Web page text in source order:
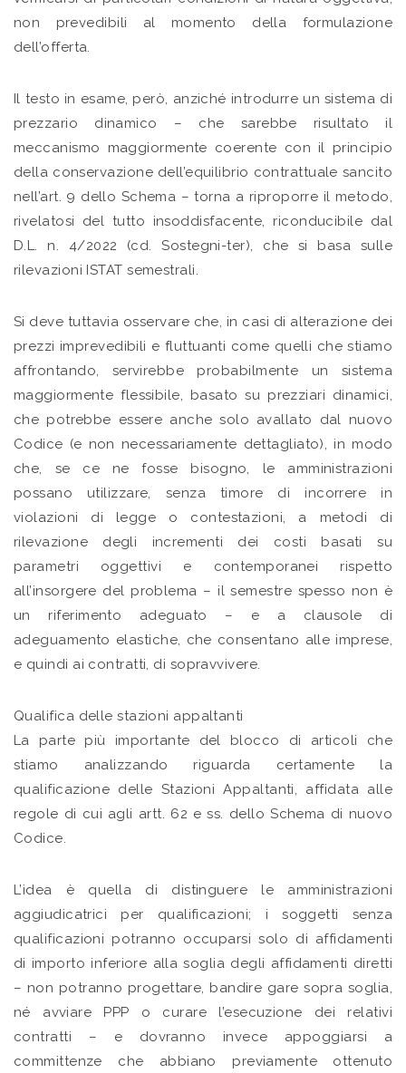
non prevedibili al momento della formulazione
dell’offerta.
Il testo in esame, però, anziché introdurre un sistema di
prezzario dinamico – che sarebbe risultato il
meccanismo maggiormente coerente con il principio
della conservazione dell’equilibrio contrattuale sancito
nell’art. 9 dello Schema – torna a riproporre il metodo,
rivelatosi del tutto insoddisfacente, riconducibile dal
D.L. n. 4/2022 (cd. Sostegni-ter), che si basa sulle
rilevazioni ISTAT semestrali.
Si deve tuttavia osservare che, in casi di alterazione dei
prezzi imprevedibili e fluttuanti come quelli che stiamo
affrontando, servirebbe probabilmente un sistema
maggiormente flessibile, basato su prezziari dinamici,
che potrebbe essere anche solo avallato dal nuovo
Codice (e non necessariamente dettagliato), in modo
che, se ce ne fosse bisogno, le amministrazioni
possano utilizzare, senza timore di incorrere in
violazioni di legge o contestazioni, a metodi di
rilevazione degli incrementi dei costi basati su
parametri oggettivi e contemporanei rispetto
all’insorgere del problema – il semestre spesso non è
un riferimento adeguato – e a clausole di
adeguamento elastiche, che consentano alle imprese,
e quindi ai contratti, di sopravvivere.
Qualifica delle stazioni appaltanti
La parte più importante del blocco di articoli che
stiamo analizzando riguarda certamente la
qualificazione delle Stazioni Appaltanti, affidata alle
regole di cui agli artt. 62 e ss. dello Schema di nuovo
Codice.
L’idea è quella di distinguere le amministrazioni
aggiudicatrici per qualificazioni; i soggetti senza
qualificazioni potranno occuparsi solo di affidamenti
di importo inferiore alla soglia degli affidamenti diretti
– non potranno progettare, bandire gare sopra soglia,
né avviare PPP o curare l’esecuzione dei relativi
contratti – e dovranno invece appoggiarsi a
committenze che abbiano previamente ottenuto